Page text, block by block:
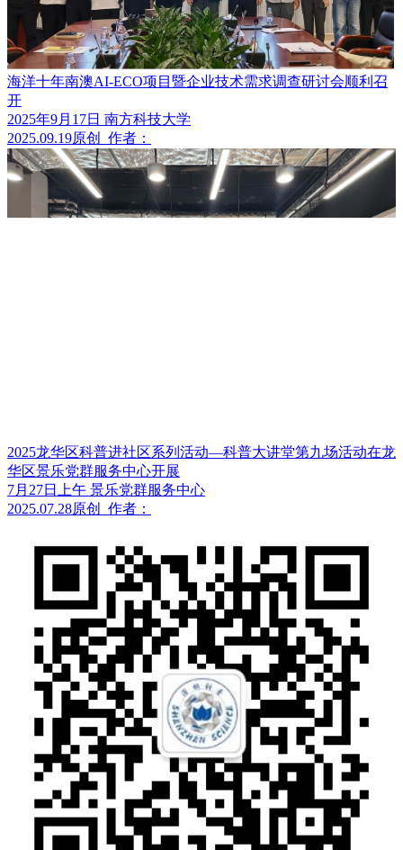
海洋十年南澳AI-ECO项目暨企业技术需求调查研讨会顺利召
开
2025年9月17日 南方科技大学
2025.09.19原创 作者：
2025龙华区科普进社区系列活动—科普大讲堂第九场活动在龙
华区景乐党群服务中心开展
7月27日上午 景乐党群服务中心
2025.07.28原创 作者：